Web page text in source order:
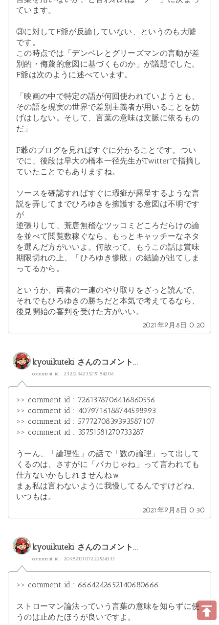
ています。
③に対してF爺が反論していない、というのも大嘘
です。
この時点では「デンベレとグリーズマンの言動が差
別的・侮蔑的意図に基づくものか」が議題でした。
F爺は次のように述べています。
「映画の中で特定の語が何回使われていようとも、
その語を現実の世界で差別主義者が用いることを妨
げはしない。そして、言葉の意味は文脈に依るもの
だ」
F爺のブログを見ればすぐに分かることです。つい
でに、後段は早大の橋本一径先生がTwitterで指摘し
ていたことでもありますね。
ソースを確認すればすぐに瑕疵が露呈するような言
説を弄してまでひろゆきを擁護する意図は不明です
が...
逆張りして、荒唐無稽なツッコミどころだらけの論
を並べて閲覧数稼ぐなら、もっとキャッチーなネタ
を選んだ方がいいよ。何故って、もうこの話は賞味
期限切れの上、「ひろゆき惨敗」の結論が出てしま
ってるから。
というか、両者の一連のやり取りをざっと読んで、
それでもひろゆきの勝ちだと本気で考えてるなら、
後見開始の審判を受けた方がいい。
2021年9月8日 0:20
kyouikuteki さんのコメント...
comment id : 2325234235215184206
>> comment id : 7261378706416860556
>> comment id : 4079716188744598993
>> comment id : 5777270839393587107
>> comment id : 35751581270733287
うーん、「論理性」の話で「数の論理」って出して
くるのは、さすがに「バカじゃね」って言われても
仕方ないかもしれませんねｗ
まぁ私は言わないように我慢してるんですけどね、
いつもは。
2021年9月8日 0:30
kyouikuteki さんのコメント...
comment id : 2098215107222524335
>> comment id : 6664242652140680666
ストローマン論法っていう言葉の意味を知らずに使
うのは止めたほうが良いですよ。